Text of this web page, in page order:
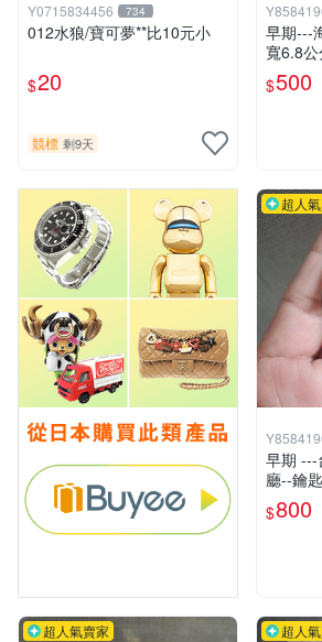
Y0715834456 734
012水狼/寶可夢**比10元小
$20
競標 剩9天
早期---
寬6.8
$500
超人
早期 ---
廳--鑰
製---龍蝦
$800
超人氣賣家 超人